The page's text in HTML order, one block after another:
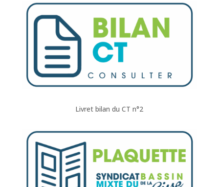
Livret bilan du CT n°2